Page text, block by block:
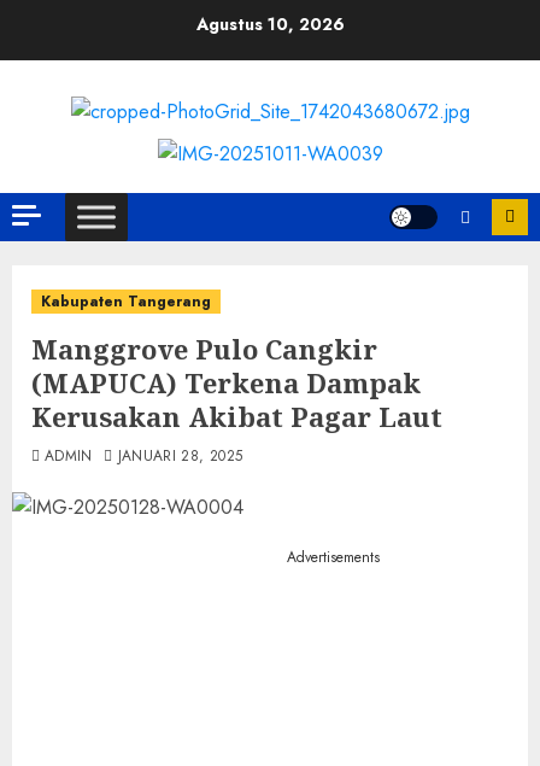
Agustus 10, 2026
Kabupaten Tangerang
Manggrove Pulo Cangkir
(MAPUCA) Terkena Dampak
Kerusakan Akibat Pagar Laut
ADMIN JANUARI 28, 2025
Advertisements